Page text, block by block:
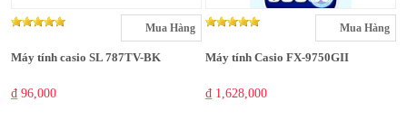
Mua Hàng
Máy tính casio SL 787TV-BK
₫ 96,000
Mua Hàng
Máy tính Casio FX-9750GII
₫ 1,628,000